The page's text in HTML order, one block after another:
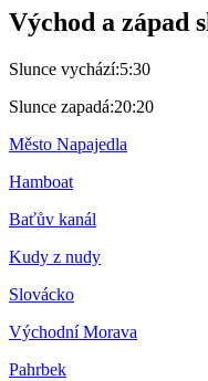
Východ a západ
Slunce vychází:5:30
Slunce zapadá:20:20
Město Napajedla
Hamboat
Baťův kanál
Kudy z nudy
Slovácko
Východní Morava
Pahrbek